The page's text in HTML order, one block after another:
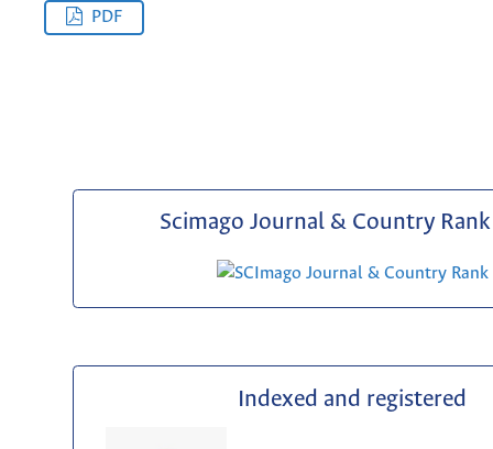
PDF
Scimago Journal & Country Rank
Indexed and registered